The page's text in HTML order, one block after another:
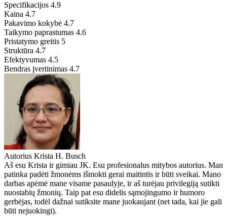
Specifikacijos 4.9
Kaina 4.7
Pakavimo kokybė 4.7
Taikymo paprastumas 4.6
Pristatymo greitis 5
Struktūra 4.7
Efektyvumas 4.5
Bendras įvertinimas 4.7
Autorius Krista H. Busch
Aš esu Krista ir gimiau JK. Esu profesionalus mitybos autorius. Man
patinka padėti žmonėms išmokti gerai maitintis ir būti sveikai. Mano
darbas apėmė mane visame pasaulyje, ir aš turėjau privilegiją sutikti
nuostabių žmonių. Taip pat esu didelis sąmojingumo ir humoro
gerbėjas, todėl dažnai sutiksite mane juokaujant (net tada, kai jie gali
būti nejuokingi).